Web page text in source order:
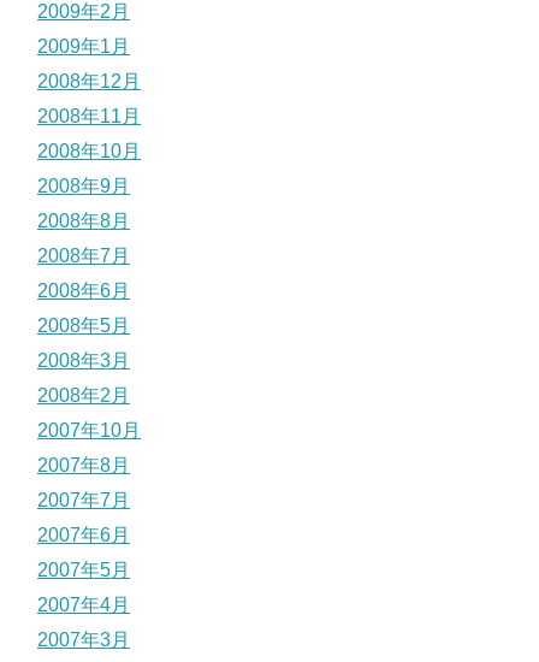
2009年2月
2009年1月
2008年12月
2008年11月
2008年10月
2008年9月
2008年8月
2008年7月
2008年6月
2008年5月
2008年3月
2008年2月
2007年10月
2007年8月
2007年7月
2007年6月
2007年5月
2007年4月
2007年3月